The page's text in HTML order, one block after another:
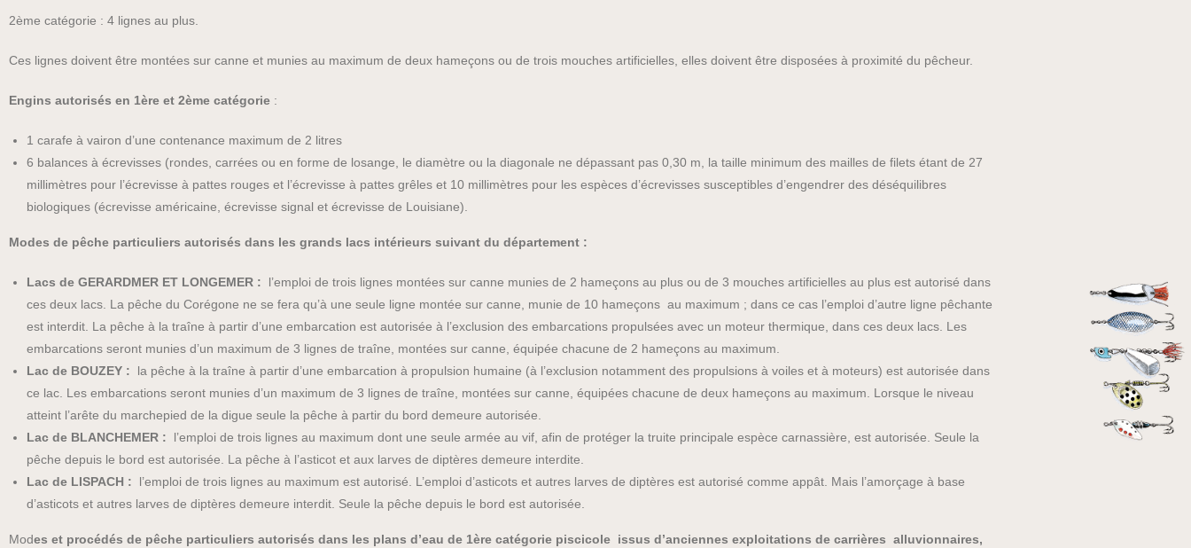
2ème catégorie : 4 lignes au plus.
Ces lignes doivent être montées sur canne et munies au maximum de deux hameçons ou de trois mouches artificielles, elles doivent être disposées à proximité du pêcheur.
Engins autorisés en 1ère et 2ème catégorie :
1 carafe à vairon d’une contenance maximum de 2 litres
6 balances à écrevisses (rondes, carrées ou en forme de losange, le diamètre ou la diagonale ne dépassant pas 0,30 m, la taille minimum des mailles de filets étant de 27
millimètres pour l’écrevisse à pattes rouges et l’écrevisse à pattes grêles et 10 millimètres pour les espèces d’écrevisses susceptibles d’engendrer des déséquilibres
biologiques (écrevisse américaine, écrevisse signal et écrevisse de Louisiane).
Modes de pêche particuliers autorisés dans les grands lacs intérieurs suivant du département :
Lacs de GERARDMER ET LONGEMER : l’emploi de trois lignes montées sur canne munies de 2 hameçons au plus ou de 3 mouches artificielles au plus est autorisé dans
ces deux lacs. La pêche du Corégone ne se fera qu’à une seule ligne montée sur canne, munie de 10 hameçons au maximum ; dans ce cas l’emploi d’autre ligne pêchante
est interdit. La pêche à la traîne à partir d’une embarcation est autorisée à l’exclusion des embarcations propulsées avec un moteur thermique, dans ces deux lacs. Les
embarcations seront munies d’un maximum de 3 lignes de traîne, montées sur canne, équipée chacune de 2 hameçons au maximum.
Lac de BOUZEY : la pêche à la traîne à partir d’une embarcation à propulsion humaine (à l’exclusion notamment des propulsions à voiles et à moteurs) est autorisée dans
ce lac. Les embarcations seront munies d’un maximum de 3 lignes de traîne, montées sur canne, équipées chacune de deux hameçons au maximum. Lorsque le niveau
atteint l’arête du marchepied de la digue seule la pêche à partir du bord demeure autorisée.
Lac de BLANCHEMER : l’emploi de trois lignes au maximum dont une seule armée au vif, afin de protéger la truite principale espèce carnassière, est autorisée. Seule la
pêche depuis le bord est autorisée. La pêche à l’asticot et aux larves de diptères demeure interdite.
Lac de LISPACH : l’emploi de trois lignes au maximum est autorisé. L’emploi d’asticots et autres larves de diptères est autorisé comme appât. Mais l’amorçage à base
d’asticots et autres larves de diptères demeure interdit. Seule la pêche depuis le bord est autorisée.
Modes et procédés de pêche particuliers autorisés dans les plans d’eau de 1ère catégorie piscicole issus d’anciennes exploitations de carrières alluvionnaires,